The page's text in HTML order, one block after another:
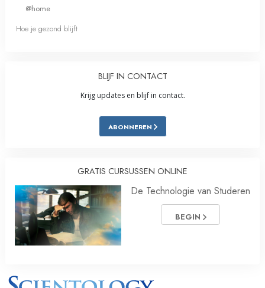
@home
Hoe je gezond blijft
BLIJF IN CONTACT
Krijg updates en blijf in contact.
ABONNEREN
GRATIS CURSUSSEN ONLINE
De Technologie van Studeren
BEGIN